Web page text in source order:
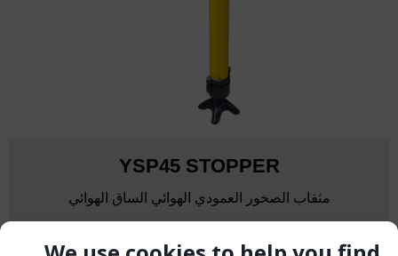
YSP45 STOPPER
مثقاب الصخور العمودي الهوائي الساق الهوائي